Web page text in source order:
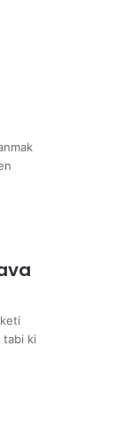
tabi ki